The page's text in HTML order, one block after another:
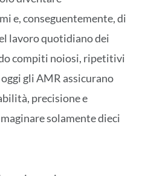
e, conseguentemente, di
lavoro quotidiano dei
compiti noiosi, ripetitivi
gli AMR assicurano
precisione e
solamente dieci